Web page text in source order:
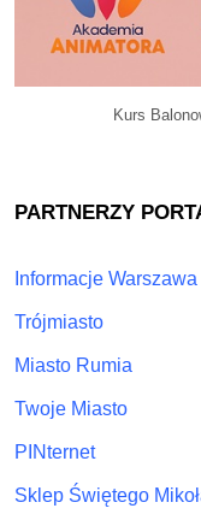
Kurs
PARTNERZY
Informacje Warszawa
Trójmiasto
Miasto Rumia
Twoje Miasto
PINternet
Sklep Świętego